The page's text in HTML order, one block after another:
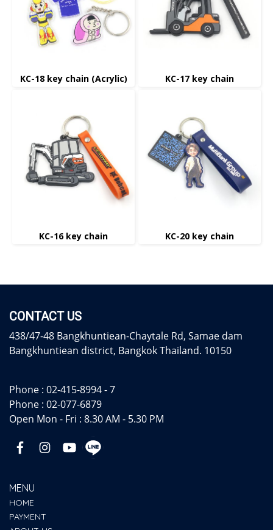
KC-18 key chain (Acrylic) KC-17 key chain
KC-16 key chain KC-20 key chain
CONTACT US
438/47-48 Bangkhuntiean-Chaytale Rd, Samae dam
Bangkhuntiean district, Bangkok Thailand. 10150
Phone : 02-415-8994 - 7
Phone : 02-077-6879
Open Mon - Fri : 8.30 AM - 5.30 PM
MENU
HOME
PAYMENT